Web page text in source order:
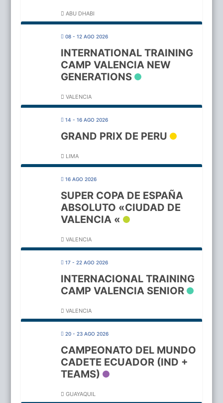
ABU DHABI
08 - 12 AGO 2026
INTERNATIONAL TRAINING
CAMP VALENCIA NEW
GENERATIONS
VALENCIA
14 - 16 AGO 2026
GRAND PRIX DE PERU
LIMA
16 AGO 2026
SUPER COPA DE ESPAÑA
ABSOLUTO «CIUDAD DE
VALENCIA «
VALENCIA
17 - 22 AGO 2026
INTERNACIONAL TRAINING
CAMP VALENCIA SENIOR
VALENCIA
20 - 23 AGO 2026
CAMPEONATO DEL MUNDO
CADETE ECUADOR (IND +
TEAMS)
GUAYAQUIL